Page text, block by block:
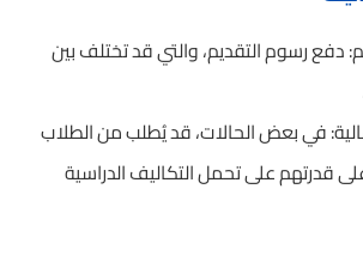
دفع رسوم التقديم، والتي قد تختلف بين
في بعض الحالات، قد يُطلب من الطلاب
قدرتهم على تحمل التكاليف الدراسية